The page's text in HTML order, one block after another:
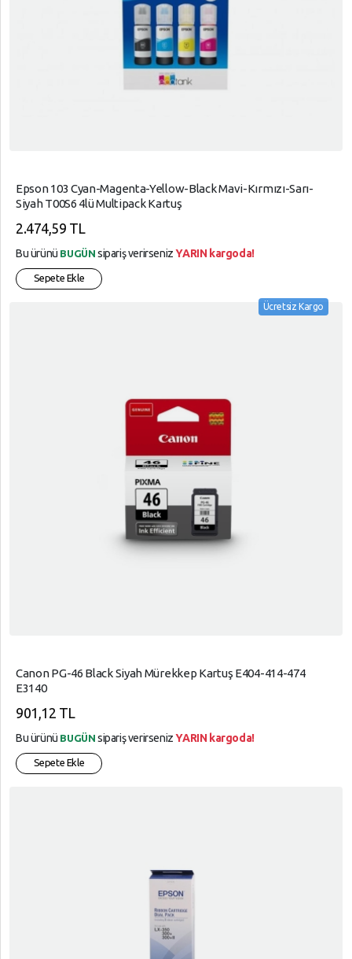
Epson 103 Cyan-Magenta-Yellow-Black Mavi-Kırmızı-Sarı-
Siyah T00S6 4lü Multipack Kartuş
2.474,59 TL
Bu ürünü BUGÜN sipariş verirsenizYARIN kargoda!
Sepete Ekle
Ücretsiz Kargo
Canon PG-46 Black Siyah Mürekkep Kartuş E404-414-474
E3140
901,12 TL
Bu ürünü BUGÜN sipariş verirsenizYARIN kargoda!
Sepete Ekle